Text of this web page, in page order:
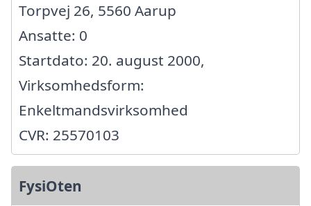
Torpvej 26, 5560 Aarup
Ansatte: 0
Startdato: 20. august 2000,
Virksomhedsform:
Enkeltmandsvirksomhed
CVR: 25570103
FysiOten